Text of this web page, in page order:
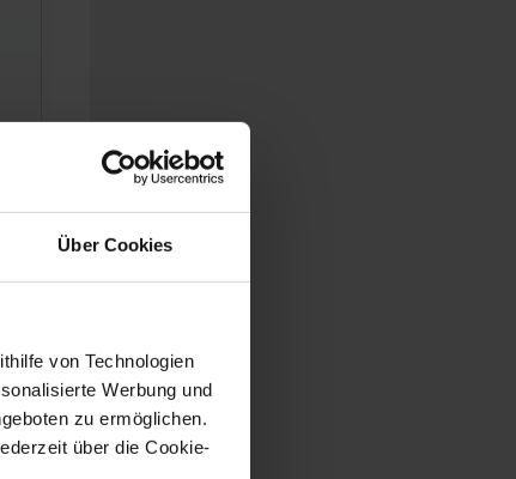
Über Cookies
von Technologien
Werbung und
zu ermöglichen.
über die Cookie-